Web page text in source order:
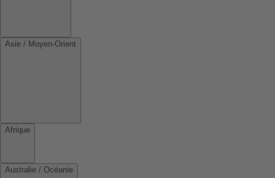
Asie / Moyen-Orient
Afrique
Australie / Océanie